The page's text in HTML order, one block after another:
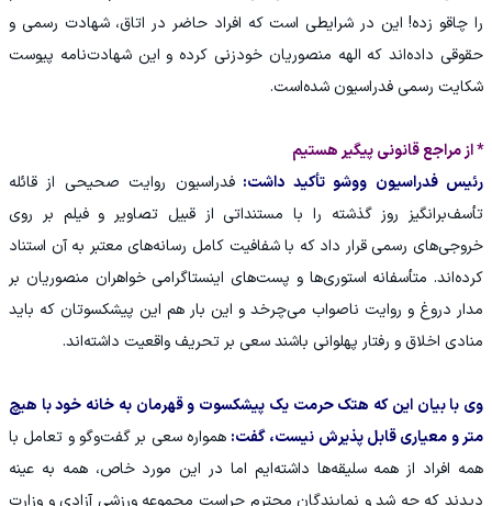
را چاقو زده! این در شرایطی است که افراد حاضر در اتاق، شهادت رسمی و
حقوقی داده‌اند که الهه منصوریان خودزنی کرده و این شهادت‌نامه پیوست
شکایت رسمی فدراسیون شده‌است.
* از مراجع قانونی پیگیر هستیم
رئیس فدراسیون ووشو تأکید داشت:فدراسیون روایت صحیحی از قائله
تأسف‌برانگیز روز گذشته را با مستنداتی از قبیل تصاویر و فیلم بر روی
خروجی‌های رسمی قرار داد که با شفافیت کامل رسانه‌های معتبر به آن استناد
کرده‌اند. متأسفانه استوری‌ها و پست‌های اینستاگرامی خواهران منصوریان بر
مدار دروغ و روایت ناصواب می‌چرخد و این بار هم این پیشکسوتان که باید
منادی اخلاق و رفتار پهلوانی باشند سعی بر تحریف واقعیت داشته‌اند.
وی با بیان این که هتک حرمت یک پیشکسوت و قهرمان به خانه خود با هیچ
متر و معیاری قابل پذیرش نیست، گفت: همواره سعی بر گفت‌وگو و تعامل با
همه افراد از همه سلیقه‌ها داشته‌ایم اما در این مورد خاص، همه به عینه
دیدند که چه شد و نمایندگان محترم حراست مجموعه ورزشی آزادی و وزارت